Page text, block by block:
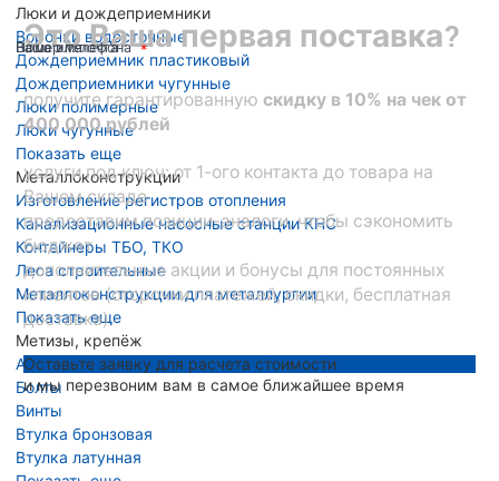
Люки и дождеприемники
Воронки водосточные
Дождеприемник пластиковый
Дождеприемники чугунные
Люки полимерные
Люки чугунные
Показать еще
Металлоконструкции
Изготовление регистров отопления
Канализационные насосные станции КНС
Контейнеры ТБО, ТКО
Леса строительные
Металлоконструкции для металлургии
Показать еще
Метизы, крепёж
Анкера
Болты
Винты
Втулка бронзовая
Втулка латунная
Это Ваша первая поставка?
получите гарантированную скидку в 10% на чек от
400 000 рублей
услуги под ключ: от 1-ого контакта до товара на
Вашем складе
предоставим позиции-аналоги, чтобы сэкономить
бюджет
дополнительные акции и бонусы для постоянных
клиентов (отсрочки платежей, скидки, бесплатная
доставка)
Оставьте заявку для расчета стоимости
и мы перезвоним вам в самое ближайшее время
Ваше имя
Номер телефона
Ваша эл. почта